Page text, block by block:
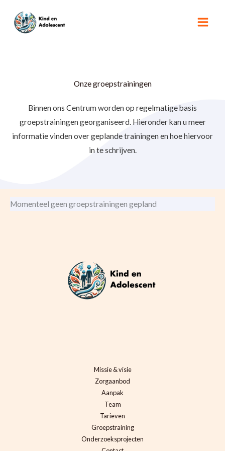
naar
Onze groepstrainingen
Binnen ons Centrum worden op regelmatige basis
groepstrainingen georganiseerd. Hieronder kan u meer
informatie vinden over geplande trainingen en hoe hiervoor
in te schrijven.
Momenteel geen groepstrainingen gepland
Missie & visie
Zorgaanbod
Aanpak
Team
Tarieven
Groepstraining
Onderzoeksprojecten